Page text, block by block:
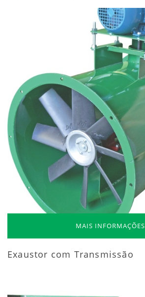
MAIS INFORMAÇÕES
Exaustor com Transmissão